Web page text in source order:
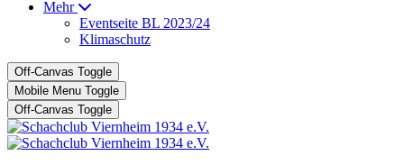
Mehr
Eventseite BL 2023/24
Klimaschutz
Off-Canvas Toggle
Mobile Menu Toggle
Off-Canvas Toggle